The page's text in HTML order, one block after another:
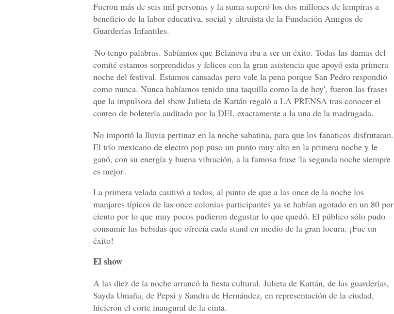
Fueron más de seis mil personas y la suma superó los dos millones de lempiras a
beneficio de la labor educativa, social y altruista de la Fundación Amigos de
Guarderías Infantiles.
'No tengo palabras. Sabíamos que Belanova iba a ser un éxito. Todas las damas del
comité estamos sorprendidas y felices con la gran asistencia que apoyó esta primera
noche del festival. Estamos cansadas pero vale la pena porque San Pedro respondió
como nunca. Nunca habíamos tenido una taquilla como la de hoy', fueron las frases
que la impulsora del show Julieta de Kattán regaló a LA PRENSA tras conocer el
conteo de boletería auditado por la DEI, exactamente a la una de la madrugada.
No importó la lluvia pertinaz en la noche sabatina, para que los fanaticos disfrutaran.
El trío mexicano de electro pop puso un punto muy alto en la primera noche y le
ganó, con su energía y buena vibración, a la famosa frase 'la segunda noche siempre
es mejor'.
La primera velada cautivó a todos, al punto de que a las once de la noche los
manjares típicos de las once colonias participantes ya se habían agotado en un 80 por
ciento por lo que muy pocos pudieron degustar lo que quedó. El público sólo pudo
consumir las bebidas que ofrecía cada stand en medio de la gran locura. ¡Fue un
éxito!
El show
A las diez de la noche arrancó la fiesta cultural. Julieta de Kattán, de las guarderías,
Sayda Umaña, de Pepsi y Sandra de Hernández, en representación de la ciudad,
hicieron el corte inaugural de la cinta.